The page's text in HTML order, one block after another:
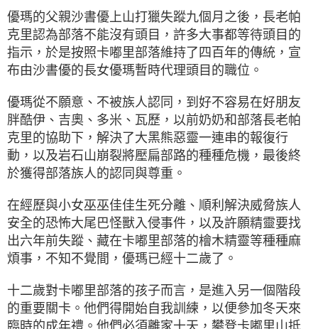
優瑪的父親沙書優上山打獵失蹤九個月之後，長老帕
克里認為部落不能沒有頭目，許多大事都等待頭目的
指示，於是按照卡嘟里部落維持了四百年的傳統，宣
布由沙書優的長女優瑪暫時代理頭目的職位。
優瑪從不願意、不被族人認同，到好不容易在好朋友
胖酷伊、吉奧、多米、瓦歷，以前奶奶和部落長老帕
克里的協助下，解決了大黑熊惡靈一連串的報復行
動，以及岩石山崩裂將壓扁部路的種種危機，最後終
於獲得部落族人的認同與尊重。
在經歷與小女巫巫佳佳生死分離、順利解決威脅族人
安全的恐怖大尾巴怪獸入侵事件，以及許願精靈要找
出六年前失蹤、藏在卡嘟里部落的檜木精靈等種種麻
煩事，不知不覺間，優瑪已經十二歲了。
十二歲對卡嘟里部落的孩子而言，是進入另一個階段
的重要關卡。他們得開始自我訓練，以便參加冬天來
臨時的成年禮。他們必須離家十天，攀登卡嘟里山抵